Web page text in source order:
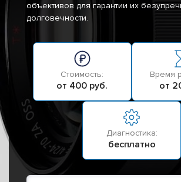
объективов для гарантии их
долговечности.
Стоимость:
от 400 руб.
Время
от
Диагностика:
бесплатно